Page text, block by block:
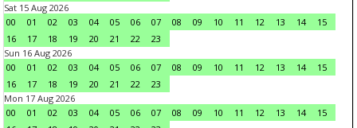
Sat 15 Aug 2026
00
01 02 03 04 05 06 07 08 09 10 11 12 13 14
15
16
17 18 19 20 21 22
23
Sun 16 Aug 2026
00
01 02 03 04 05 06 07 08 09 10 11 12 13 14
15
16
17 18 19 20 21 22
23
Mon 17 Aug 2026
00
01 02 03 04 05 06 07 08 09 10 11 12 13 14
15